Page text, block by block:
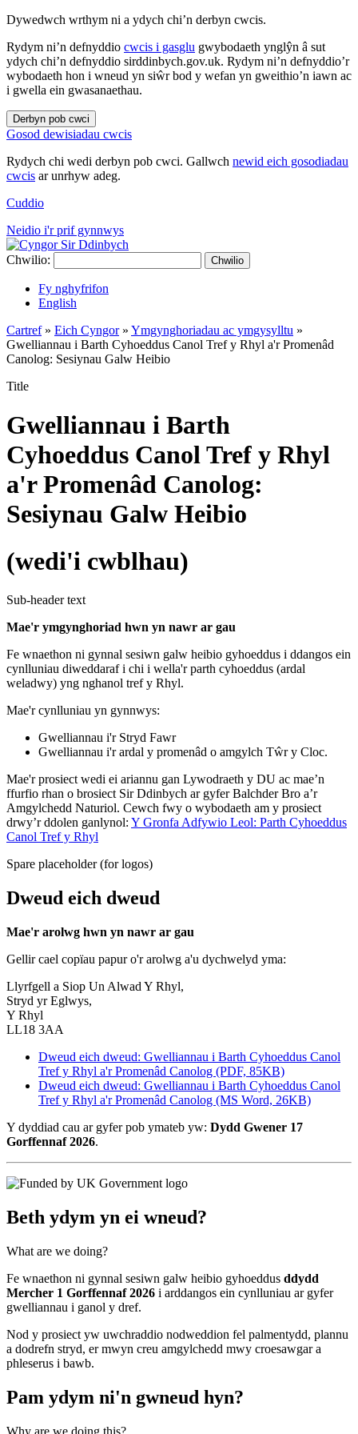
Dywedwch wrthym ni a ydych chi’n derbyn cwcis.
Rydym ni’n defnyddio cwcis i gasglu gwybodaeth ynglŷn â sut
ydych chi’n defnyddio sirddinbych.gov.uk. Rydym ni’n defnyddio’r
wybodaeth hon i wneud yn siŵr bod y wefan yn gweithio’n iawn ac
i gwella ein gwasanaethau.
Derbyn pob cwci
Gosod dewisiadau cwcis
Rydych chi wedi derbyn pob cwci. Gallwch newid eich gosodiadau
cwcis ar unrhyw adeg.
Cuddio
Neidio i'r prif gynnwys
Chwilio: Chwilio
Fy nghyfrifon
English
Cartref» Eich Cyngor» Ymgynghoriadau ac ymgysylltu »
Gwelliannau i Barth Cyhoeddus Canol Tref y Rhyl a'r Promenâd
Canolog: Sesiynau Galw Heibio
Title
Gwelliannau i Barth
Cyhoeddus Canol Tref y Rhyl
a'r Promenâd Canolog:
Sesiynau Galw Heibio
(wedi'i cwblhau)
Sub-header text
Mae'r ymgynghoriad hwn yn nawr ar gau
Fe wnaethon ni gynnal sesiwn galw heibio gyhoeddus i ddangos ein
cynlluniau diweddaraf i chi i wella'r parth cyhoeddus (ardal
weladwy) yng nghanol tref y Rhyl.
Mae'r cynlluniau yn gynnwys:
Gwelliannau i'r Stryd Fawr
Gwelliannau i'r ardal y promenâd o amgylch Tŵr y Cloc.
Mae'r prosiect wedi ei ariannu gan Lywodraeth y DU ac mae’n
ffurfio rhan o brosiect Sir Ddinbych ar gyfer Balchder Bro a’r
Amgylchedd Naturiol. Cewch fwy o wybodaeth am y prosiect
drwy’r ddolen ganlynol: Y Gronfa Adfywio Leol: Parth Cyhoeddus
Canol Tref y Rhyl
Spare placeholder (for logos)
Dweud eich dweud
Mae'r arolwg hwn yn nawr ar gau
Gellir cael copïau papur o'r arolwg a'u dychwelyd yma:
Llyrfgell a Siop Un Alwad Y Rhyl,
Stryd yr Eglwys,
Y Rhyl
LL18 3AA
Dweud eich dweud: Gwelliannau i Barth Cyhoeddus Canol
Tref y Rhyl a'r Promenâd Canolog (PDF, 85KB)
Dweud eich dweud: Gwelliannau i Barth Cyhoeddus Canol
Tref y Rhyl a'r Promenâd Canolog (MS Word, 26KB)
Y dyddiad cau ar gyfer pob ymateb yw: Dydd Gwener 17
Gorffennaf 2026.
Beth ydym yn ei wneud?
What are we doing?
Fe wnaethon ni gynnal sesiwn galw heibio gyhoeddus ddydd
Mercher 1 Gorffennaf 2026 i arddangos ein cynlluniau ar gyfer
gwelliannau i ganol y dref.
Nod y prosiect yw uwchraddio nodweddion fel palmentydd, plannu
a dodrefn stryd, er mwyn creu amgylchedd mwy croesawgar a
phleserus i bawb.
Pam ydym ni'n gwneud hyn?
Why are we doing this?